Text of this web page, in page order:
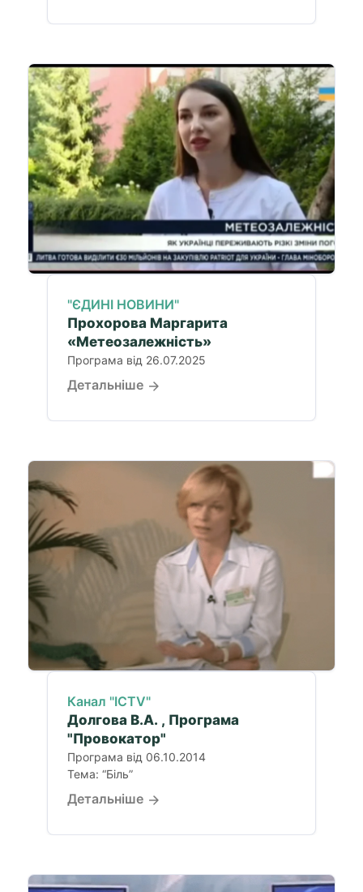
"ЄДИНІ НОВИНИ"
Прохорова Маргарита
«Метеозалежність»
Програма від 26.07.2025
Детальніше
Канал "ICTV"
Долгова В.А. , Програма
"Провокатор"
Програма від 06.10.2014
Тема: “Біль”
Детальніше